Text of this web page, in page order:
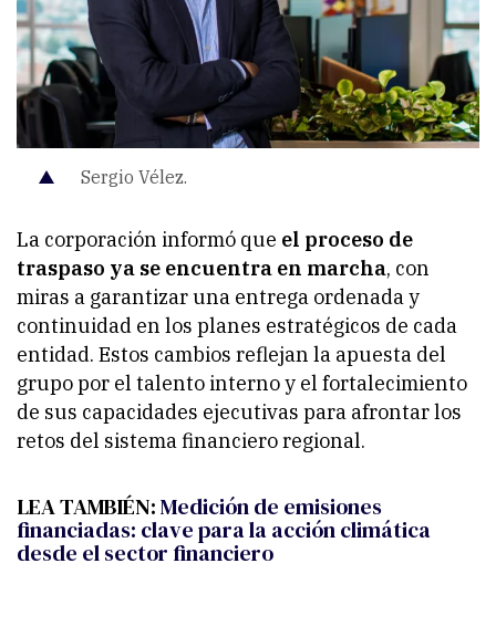
Sergio Vélez.
La corporación informó que el proceso de
traspaso ya se encuentra en marcha, con
miras a garantizar una entrega ordenada y
continuidad en los planes estratégicos de cada
entidad. Estos cambios reflejan la apuesta del
grupo por el talento interno y el fortalecimiento
de sus capacidades ejecutivas para afrontar los
retos del sistema financiero regional.
LEA TAMBIÉN:Medición de emisiones
financiadas: clave para la acción climática
desde el sector financiero